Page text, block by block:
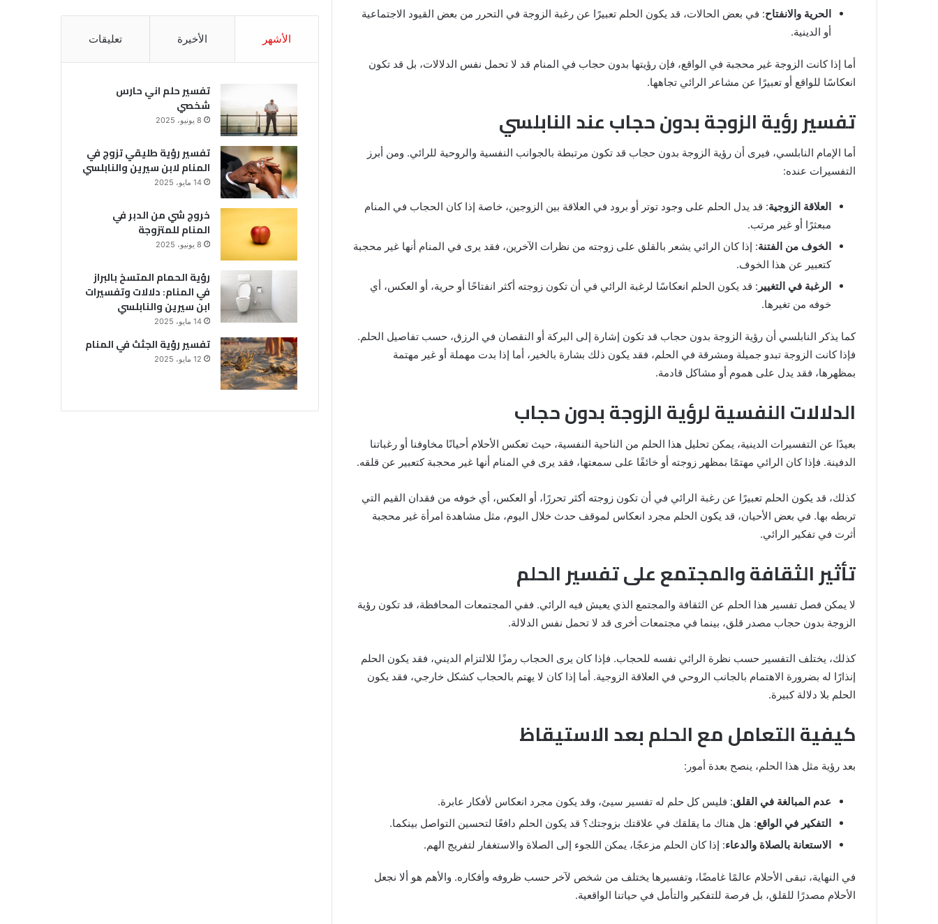
الحرية والانفتاح: في بعض الحالات، قد يكون الحلم تعبيرًا عن رغبة الزوجة في التحرر من بعض القيود الاجتماعية
أو الدينية.
أما إذا كانت الزوجة غير محجبة في الواقع، فإن رؤيتها بدون حجاب في المنام قد لا تحمل نفس الدلالات، بل قد تكون
انعكاسًا للواقع أو تعبيرًا عن مشاعر الرائي تجاهها.
تفسير رؤية الزوجة بدون حجاب عند النابلسي
أما الإمام النابلسي، فيرى أن رؤية الزوجة بدون حجاب قد تكون مرتبطة بالجوانب النفسية والروحية للرائي. ومن أبرز
التفسيرات عنده:
العلاقة الزوجية: قد يدل الحلم على وجود توتر أو برود في العلاقة بين الزوجين، خاصة إذا كان الحجاب في المنام
مبعثرًا أو غير مرتب.
الخوف من الفتنة: إذا كان الرائي يشعر بالقلق على زوجته من نظرات الآخرين، فقد يرى في المنام أنها غير محجبة
كتعبير عن هذا الخوف.
الرغبة في التغيير : قد يكون الحلم انعكاسًا لرغبة الرائي في أن تكون زوجته أكثر انفتاحًا أو حرية، أو العكس، أي
خوفه من تغيرها.
كما يذكر النابلسي أن رؤية الزوجة بدون حجاب قد تكون إشارة إلى البركة أو النقصان في الرزق، حسب تفاصيل الحلم.
فإذا كانت الزوجة تبدو جميلة ومشرقة في الحلم، فقد يكون ذلك بشارة بالخير، أما إذا بدت مهملة أو غير مهتمة
بمظهرها، فقد يدل على هموم أو مشاكل قادمة.
الدلالات النفسية لرؤية الزوجة بدون حجاب
بعيدًا عن التفسيرات الدينية، يمكن تحليل هذا الحلم من الناحية النفسية، حيث تعكس الأحلام أحيانًا مخاوفنا أو رغباتنا
الدفينة. فإذا كان الرائي مهتمًا بمظهر زوجته أو خائفًا على سمعتها، فقد يرى في المنام أنها غير محجبة كتعبير عن قلقه.
كذلك، قد يكون الحلم تعبيرًا عن رغبة الرائي في أن تكون زوجته أكثر تحررًا، أو العكس، أي خوفه من فقدان القيم التي
تربطه بها. في بعض الأحيان، قد يكون الحلم مجرد انعكاس لموقف حدث خلال اليوم، مثل مشاهدة امرأة غير محجبة
أثرت في تفكير الرائي.
تأثير الثقافة والمجتمع على تفسير الحلم
لا يمكن فصل تفسير هذا الحلم عن الثقافة والمجتمع الذي يعيش فيه الرائي. ففي المجتمعات المحافظة، قد تكون رؤية
الزوجة بدون حجاب مصدر قلق، بينما في مجتمعات أخرى قد لا تحمل نفس الدلالة.
كذلك، يختلف التفسير حسب نظرة الرائي نفسه للحجاب. فإذا كان يرى الحجاب رمزًا للالتزام الديني، فقد يكون الحلم
إنذارًا له بضرورة الاهتمام بالجانب الروحي في العلاقة الزوجية. أما إذا كان لا يهتم بالحجاب كشكل خارجي، فقد يكون
الحلم بلا دلالة كبيرة.
كيفية التعامل مع الحلم بعد الاستيقاظ
بعد رؤية مثل هذا الحلم، ينصح بعدة أمور:
عدم المبالغة في القلق: فليس كل حلم له تفسير سيئ، وقد يكون مجرد انعكاس لأفكار عابرة.
التفكير في الواقع: هل هناك ما يقلقك في علاقتك بزوجتك؟ قد يكون الحلم دافعًا لتحسين التواصل بينكما.
الاستعانة بالصلاة والدعاء: إذا كان الحلم مزعجًا، يمكن اللجوء إلى الصلاة والاستغفار لتفريج الهم.
في النهاية، تبقى الأحلام عالمًا غامضًا، وتفسيرها يختلف من شخص لآخر حسب ظروفه وأفكاره. والأهم هو ألا نجعل
الأحلام مصدرًا للقلق، بل فرصة للتفكير والتأمل في حياتنا الواقعية.
الأشهر الأخيرة تعليقات
تفسير حلم اني حارس
شخصي
8 يونيو، 2025
تفسير رؤية طليقي تزوج في
المنام لابن سيرين والنابلسي
14 مايو، 2025
خروج شي من الدبر في
المنام للمتزوجة
8 يونيو، 2025
رؤية الحمام المتسخ بالبراز
في المنام: دلالات وتفسيرات
ابن سيرين والنابلسي
14 مايو، 2025
تفسير رؤية الجثث في المنام
12 مايو، 2025